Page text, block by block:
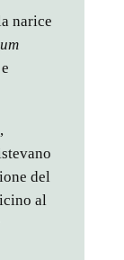
narice
del
al